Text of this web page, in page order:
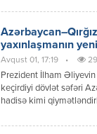
Azərbaycan
qaydalarının icrası
yaxınlaşmanın
Avqust 01, 17:19 •
Prezident İlham Əliyevin
keçirdiyi dövlət səfəri
hadisə kimi
münasibətlər də yeni